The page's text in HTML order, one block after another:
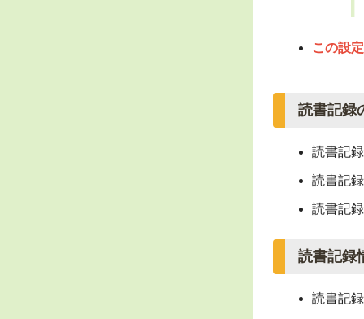
この設
読書記録
読書記
読書記
読書記
読書記録
読書記